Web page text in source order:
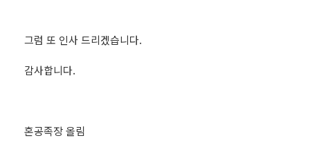
그럼 또 인사 드리겠습니다.
감사합니다.
혼공족장 올림